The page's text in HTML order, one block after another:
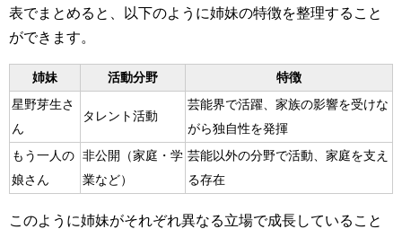
表でまとめると、以下のように姉妹の特徴を整理すること
ができます。
姉妹 活動分野
特徴
星野芽生さ
ん
タレント活動
芸能界で活躍、家族の影響を受けな
がら独自性を発揮
もう一人の
娘さん
非公開（家庭・学
業など）
芸能以外の分野で活動、家庭を支え
る存在
このように姉妹がそれぞれ異なる立場で成長していること